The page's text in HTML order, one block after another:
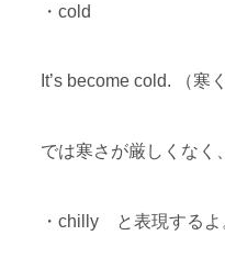
・cold
It’s become cold. （寒
では寒さが厳しくなく
・chilly と表現するよ